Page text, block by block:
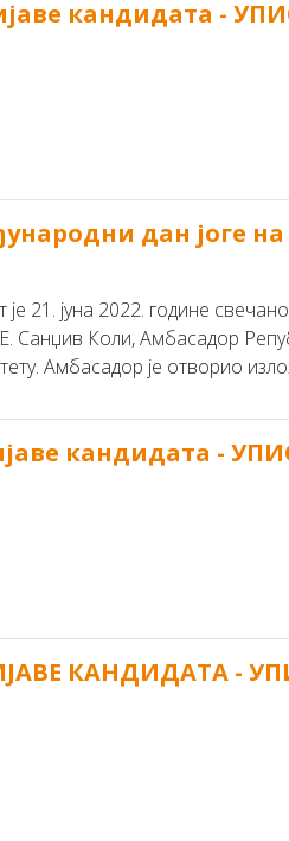
кандидата -
дан јоге
је 21. јуна 2022. године
Санџив Коли, Амбасадор
Амбасадор је отворио
кандидата -
КАНДИДАТА -